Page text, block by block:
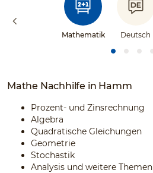
Mathematik Deutsch
Mathe Nachhilfe in Hamm
Prozent- und Zinsrechnung
Algebra
Quadratische Gleichungen
Geometrie
Stochastik
Analysis und weitere Themen